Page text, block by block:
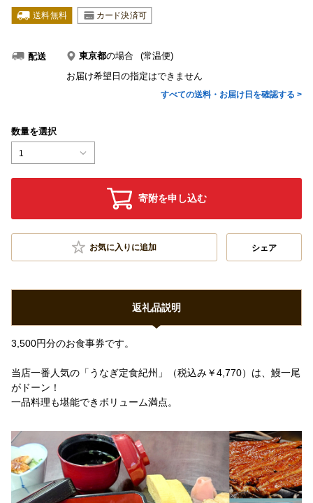
配送 東京都の場合
(常温便)
お届け希望日の指定はできません
すべての送料・お届け日を確認する >
数量を選択
1
寄附を申し込む
お気に入りに追加 シェア
返礼品説明
3,500円分のお食事券です。
当店一番人気の「うなぎ定食紀州」（税込み￥4,770）は、鰻一尾
がドーン！
一品料理も堪能できボリューム満点。